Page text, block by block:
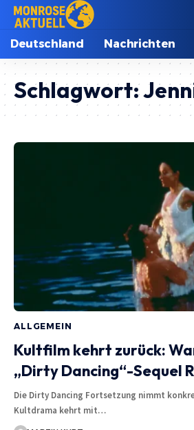
Deutschland Nachrichten
Schlagwort:
ALLGEMEIN
Kultfilm kehrt zurück:
„Dirty Dancing“-Sequel
Die Dirty Dancing Fortsetzung nimmt
Kultdrama kehrt mit…